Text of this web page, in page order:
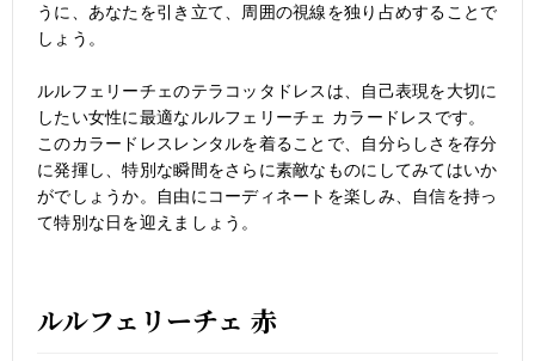
うに、あなたを引き立て、周囲の視線を独り占めすることで
しょう。
ルルフェリーチェのテラコッタドレスは、自己表現を大切に
したい女性に最適なルルフェリーチェ カラードレスです。
このカラードレスレンタルを着ることで、自分らしさを存分
に発揮し、特別な瞬間をさらに素敵なものにしてみてはいか
がでしょうか。自由にコーディネートを楽しみ、自信を持っ
て特別な日を迎えましょう。
ルルフェリーチェ 赤